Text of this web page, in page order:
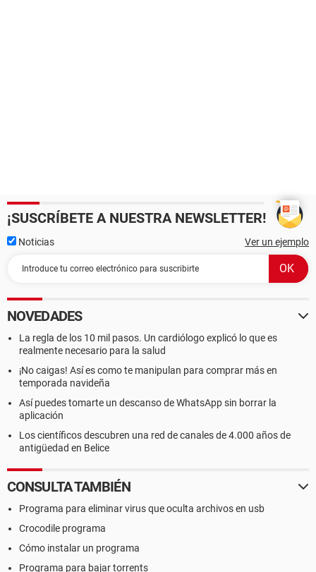
¡SUSCRÍBETE A NUESTRA NEWSLETTER!
Noticias Ver un ejemplo
NOVEDADES
La regla de los 10 mil pasos. Un cardiólogo explicó lo que es
realmente necesario para la salud
¡No caigas! Así es como te manipulan para comprar más en
temporada navideña
Así puedes tomarte un descanso de WhatsApp sin borrar la
aplicación
Los científicos descubren una red de canales de 4.000 años de
antigüedad en Belice
CONSULTA TAMBIÉN
Programa para eliminar virus que oculta archivos en usb
Crocodile programa
Cómo instalar un programa
Programa para bajar torrents